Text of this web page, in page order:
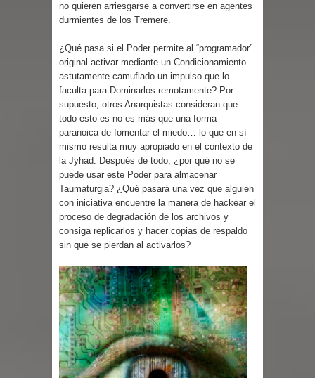
no quieren arriesgarse a convertirse en agentes
durmientes de los Tremere.
¿Qué pasa si el Poder permite al “programador”
original activar mediante un Condicionamiento
astutamente camuflado un impulso que lo
faculta para Dominarlos remotamente? Por
supuesto, otros Anarquistas consideran que
todo esto es no es más que una forma
paranoica de fomentar el miedo… lo que en sí
mismo resulta muy apropiado en el contexto de
la Jyhad. Después de todo, ¿por qué no se
puede usar este Poder para almacenar
Taumaturgia? ¿Qué pasará una vez que alguien
con iniciativa encuentre la manera de hackear el
proceso de degradación de los archivos y
consiga replicarlos y hacer copias de respaldo
sin que se pierdan al activarlos?